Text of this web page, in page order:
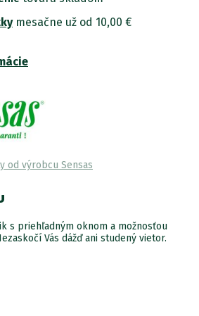
mesačne už od 10,00 €
od výrobcu Sensas
s priehľadným oknom a možnosťou
Vás dážď ani studený vietor.